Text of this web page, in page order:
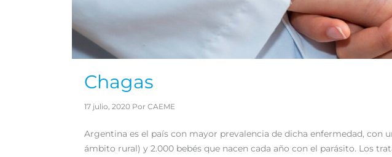
Chagas
17 julio, 2020 Por CAEME
Argentina es el país con mayor prevalencia de dicha enfermedad, con
ámbito rural) y 2.000 bebés que nacen cada año con el parásito. Los